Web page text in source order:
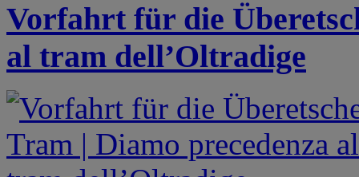
Vorfahrt für die
al tram dell’Oltradige